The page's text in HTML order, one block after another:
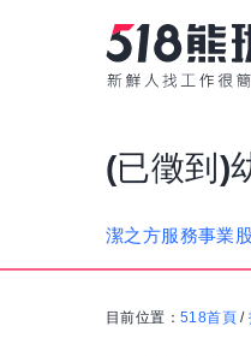
(已徵到)
潔之方服務事業
目前位置： 518首頁 /